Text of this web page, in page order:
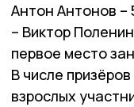
Антон Антонов –
– Виктор
первое место
В числе
взрослых